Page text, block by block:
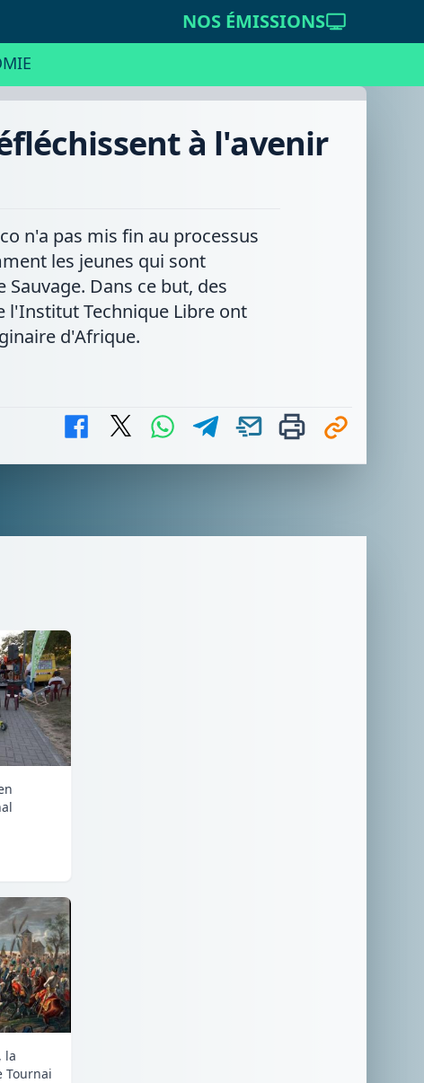
NOS ÉMISSIONS
à l'avenir
n'a pas mis fin au processus
les jeunes qui sont
Dans ce but, des
l'Institut Technique Libre ont
d'Afrique.
la
Tournai